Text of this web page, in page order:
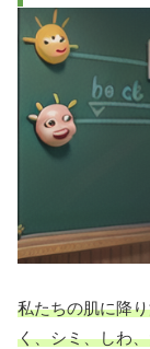
私たちの肌に降
く、シミ、しわ